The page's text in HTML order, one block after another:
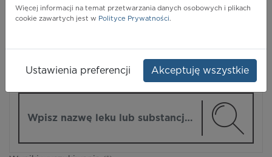
Więcej informacji na temat przetwarzania danych osobowych i plikach
cookie zawartych jest w Polityce Prywatności.
Ustawienia preferencji Akceptuję wszystkie